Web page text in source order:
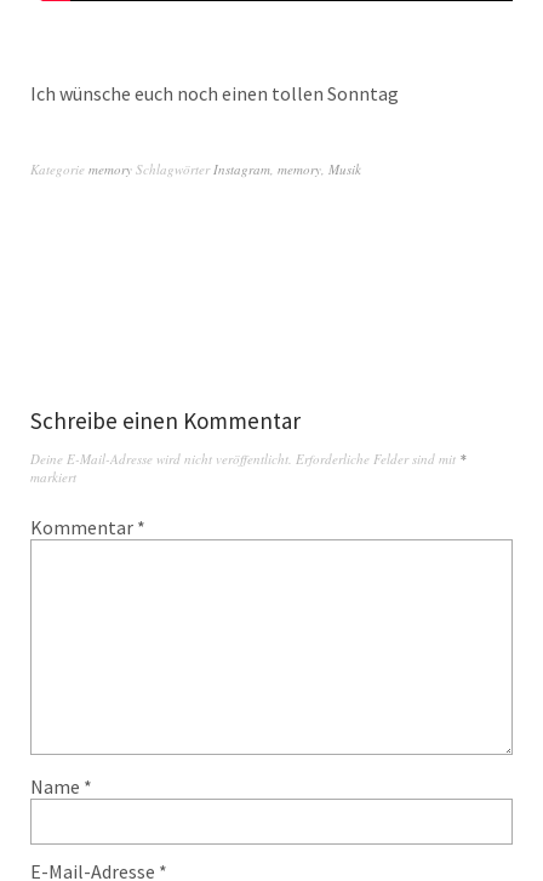
Ich wünsche euch noch einen tollen Sonntag
Kategorie memory SchlagwörterInstagram, memory, Musik
Schreibe einen Kommentar
Deine E-Mail-Adresse wird nicht veröffentlicht. Erforderliche Felder sind mit *
markiert
Kommentar *
Name *
E-Mail-Adresse *